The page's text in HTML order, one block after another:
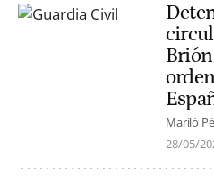
Mariló
28/05/